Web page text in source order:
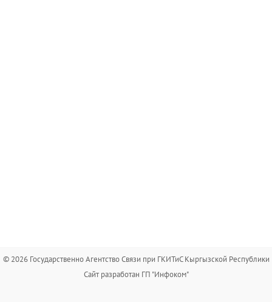
© 2026 Государственно Агентство Связи при ГКИТиС Кыргызской Республики
Сайт разработан ГП "Инфоком"